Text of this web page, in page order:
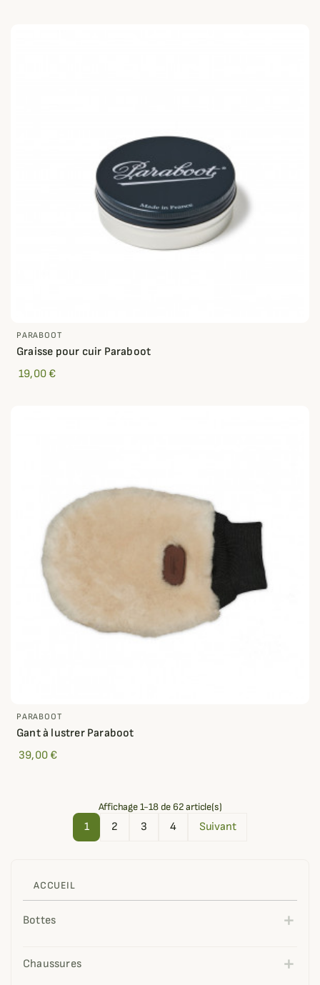
ACCUEIL
Bottes
Chaussures
PARABOOT
Graisse pour cuir Paraboot
19,00 €
PARABOOT
Gant à lustrer Paraboot
39,00 €
Affichage 1-18 de 62 article(s)
1 2 3 4 Suivant